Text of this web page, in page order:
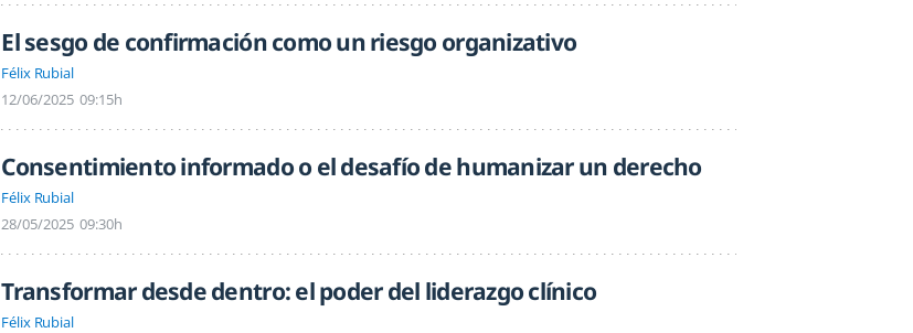
El sesgo de confirmación como un riesgo organizativo
Félix Rubial
12/06/2025 09:15h
Consentimiento informado o el desafío de humanizar un derecho
Félix Rubial
28/05/2025 09:30h
Transformar desde dentro: el poder del liderazgo clínico
Félix Rubial